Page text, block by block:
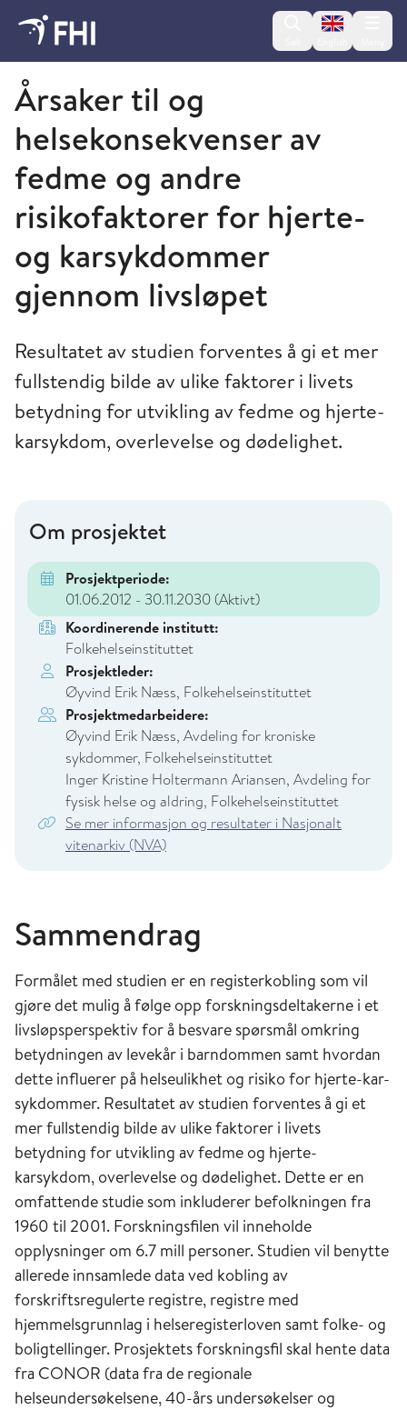
Change
Folkehelseinstituttet
Årsaker til og
helsekonsekvenser av
fedme og andre
risikofaktorer for hjerte-
og karsykdommer
gjennom livsløpet
Resultatet av studien forventes å gi et mer
fullstendig bilde av ulike faktorer i livets
betydning for utvikling av fedme og hjerte-
karsykdom, overlevelse og dødelighet.
Om prosjektet
Prosjektperiode:
01.06.2012 - 30.11.2030 (Aktivt)
Koordinerende institutt:
Folkehelseinstituttet
Prosjektleder:
Øyvind Erik Næss, Folkehelseinstituttet
Prosjektmedarbeidere:
Øyvind Erik Næss, Avdeling for kroniske
sykdommer, Folkehelseinstituttet
Inger Kristine Holtermann Ariansen, Avdeling for
fysisk helse og aldring, Folkehelseinstituttet
Se mer informasjon og resultater i Nasjonalt
vitenarkiv (NVA)
Sammendrag
Formålet med studien er en registerkobling som vil
gjøre det mulig å følge opp forskningsdeltakerne i et
livsløpsperspektiv for å besvare spørsmål omkring
betydningen av levekår i barndommen samt hvordan
dette influerer på helseulikhet og risiko for hjerte-kar-
sykdommer. Resultatet av studien forventes å gi et
mer fullstendig bilde av ulike faktorer i livets
betydning for utvikling av fedme og hjerte-
karsykdom, overlevelse og dødelighet. Dette er en
omfattende studie som inkluderer befolkningen fra
1960 til 2001. Forskningsfilen vil inneholde
opplysninger om 6.7 mill personer. Studien vil benytte
allerede innsamlede data ved kobling av
forskriftsregulerte registre, registre med
hjemmelsgrunnlag i helseregisterloven samt folke- og
boligtellinger. Prosjektets forskningsfil skal hente data
fra CONOR (data fra de regionale
helseundersøkelsene, 40-års undersøkelser og